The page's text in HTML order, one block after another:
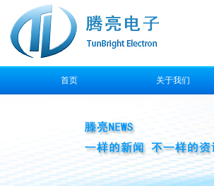
首页 关于我们